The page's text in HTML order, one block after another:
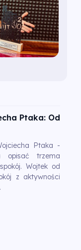
Ptaka: Od
Ptaka -
opisać trzema
Wojtek od
z aktywności